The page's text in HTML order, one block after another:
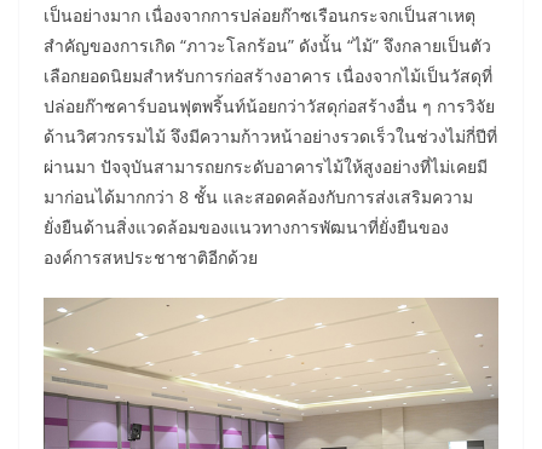
เป็นอย่างมาก เนื่องจากการปล่อยก๊าซเรือนกระจกเป็นสาเหตุ
สำคัญของการเกิด “ภาวะโลกร้อน” ดังนั้น “ไม้” จึงกลายเป็นตัว
เลือกยอดนิยมสำหรับการก่อสร้างอาคาร เนื่องจากไม้เป็นวัสดุที่
ปล่อยก๊าซคาร์บอนฟุตพริ้นท์น้อยกว่าวัสดุก่อสร้างอื่น ๆ การวิจัย
ด้านวิศวกรรมไม้ จึงมีความก้าวหน้าอย่างรวดเร็วในช่วงไม่กี่ปีที่
ผ่านมา ปัจจุบันสามารถยกระดับอาคารไม้ให้สูงอย่างที่ไม่เคยมี
มาก่อนได้มากกว่า 8 ชั้น และสอดคล้องกับการส่งเสริมความ
ยั่งยืนด้านสิ่งแวดล้อมของแนวทางการพัฒนาที่ยั่งยืนของ
องค์การสหประชาชาติอีกด้วย